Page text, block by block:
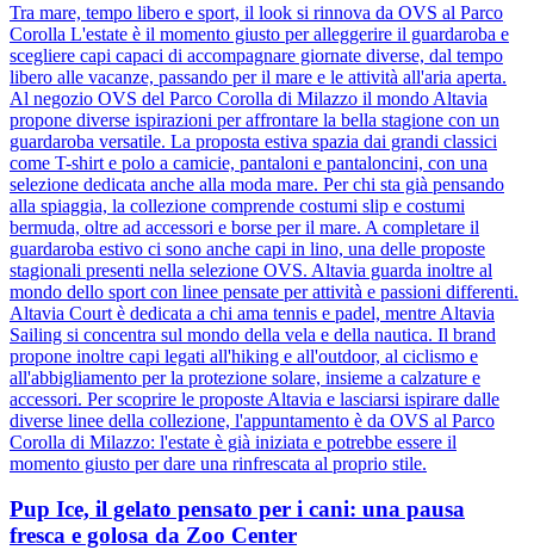
Tra mare, tempo libero e sport, il look si rinnova da OVS al Parco
Corolla L'estate è il momento giusto per alleggerire il guardaroba e
scegliere capi capaci di accompagnare giornate diverse, dal tempo
libero alle vacanze, passando per il mare e le attività all'aria aperta.
Al negozio OVS del Parco Corolla di Milazzo il mondo Altavia
propone diverse ispirazioni per affrontare la bella stagione con un
guardaroba versatile. La proposta estiva spazia dai grandi classici
come T-shirt e polo a camicie, pantaloni e pantaloncini, con una
selezione dedicata anche alla moda mare. Per chi sta già pensando
alla spiaggia, la collezione comprende costumi slip e costumi
bermuda, oltre ad accessori e borse per il mare. A completare il
guardaroba estivo ci sono anche capi in lino, una delle proposte
stagionali presenti nella selezione OVS. Altavia guarda inoltre al
mondo dello sport con linee pensate per attività e passioni differenti.
Altavia Court è dedicata a chi ama tennis e padel, mentre Altavia
Sailing si concentra sul mondo della vela e della nautica. Il brand
propone inoltre capi legati all'hiking e all'outdoor, al ciclismo e
all'abbigliamento per la protezione solare, insieme a calzature e
accessori. Per scoprire le proposte Altavia e lasciarsi ispirare dalle
diverse linee della collezione, l'appuntamento è da OVS al Parco
Corolla di Milazzo: l'estate è già iniziata e potrebbe essere il
momento giusto per dare una rinfrescata al proprio stile.
Pup Ice, il gelato pensato per i cani: una pausa
fresca e golosa da Zoo Center